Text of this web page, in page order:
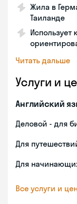
Жила в
Таиланде
Читать дальше
Услуги и
Английский
Деловой - для
Для
Для
Все услуги и